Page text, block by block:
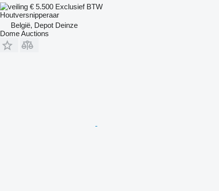
€ 5.500 Exclusief BTW
Houtversnipperaar
België, Depot Deinze
Dome Auctions